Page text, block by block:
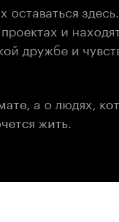
оставаться
и
дружбе и
а о людях,
жить.